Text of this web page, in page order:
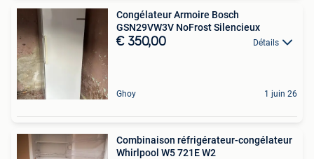
Congélateur Armoire Bosch
GSN29VW3V NoFrost Silencieux
€ 350,00 Détails
Ghoy 1 juin 26
Combinaison réfrigérateur-congélateur
Whirlpool W5 721E W2